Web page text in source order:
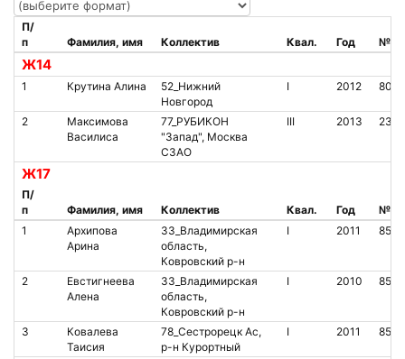
Ж14
П/
п
Фамилия, имя Коллектив Квал. Год №
1 Крутина Алина
52_Нижний
Новгород
I 2012
2
Максимова
Василиса
77_РУБИКОН
"Запад", Москва
СЗАО
III 2013
Ж17
П/
п
Фамилия, имя Коллектив Квал. Год
№
1
Архипова
Арина
33_Владимирская
область,
Ковровский р-н
I 2011
2
Евстигнеева
Алена
33_Владимирская
область,
Ковровский р-н
I 2010
3
Ковалева
Таисия
78_Сестрорецк Ас,
р-н Курортный
I 2011